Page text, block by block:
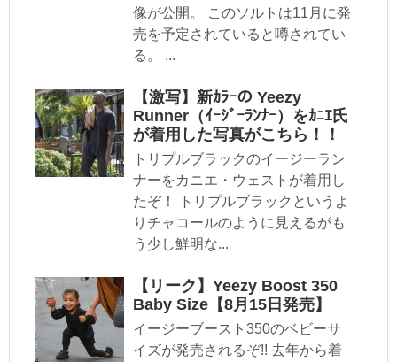
像が公開。 このソルトは11月に発
売を予定されていると噂されてい
る。 ...
【激写】新ｶﾗｰの Yeezy
Runner（ｲｰｼﾞｰﾗﾝﾅｰ）をｶﾆｴ氏
が着用した写真がこちら！！
トリプルブラックのイージーラン
ナーをカニエ・ウェストが着用し
たぞ！ トリプルブラックというよ
りチャコールのように見えるがも
う少し鮮明な...
【リーク】Yeezy Boost 350
Baby Size【8月15日発売】
イージーブースト350のベビーサ
イズが発売されるぞ!! 去年から着